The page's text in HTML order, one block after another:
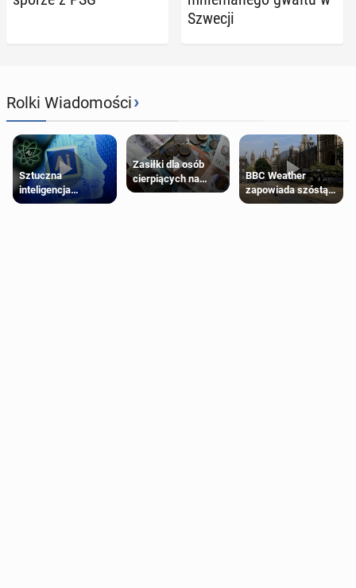
Szwecji
Rolki Wiadomości›
Sztuczna
inteligencja
próbowała oszukać
Zasiłki dla osób
cierpiących na
schorzenia
BBC Weather
zapowiada szóstą
falę upałów w